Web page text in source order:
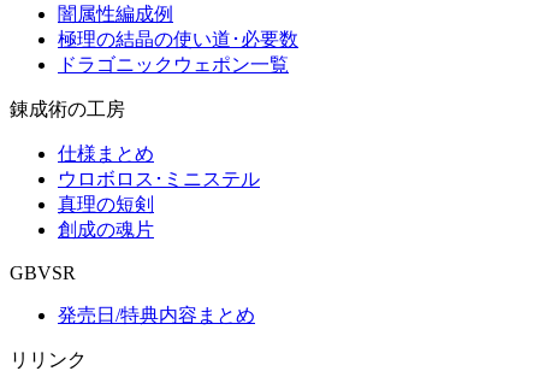
闇属性編成例
極理の結晶の使い道･必要数
ドラゴニックウェポン一覧
錬成術の工房
仕様まとめ
ウロボロス･ミニステル
真理の短剣
創成の魂片
GBVSR
発売日/特典内容まとめ
リリンク